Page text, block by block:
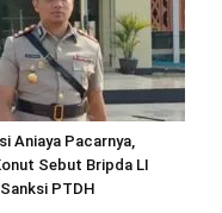
Aniaya Pacarnya,
Sebut Bripda LI
PTDH